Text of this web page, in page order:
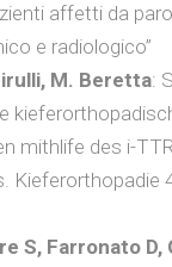
affetti da
e radiologico”
M. Beretta:
mithlife des i-
Kieferorthopadie
S, Farronato D,